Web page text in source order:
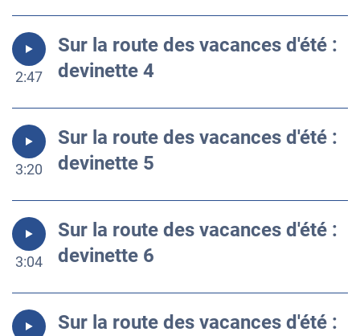
2:47
Sur la route des vacances d'été :
devinette 4
3:20
Sur la route des vacances d'été :
devinette 5
3:04
Sur la route des vacances d'été :
devinette 6
Sur la route des vacances d'été :